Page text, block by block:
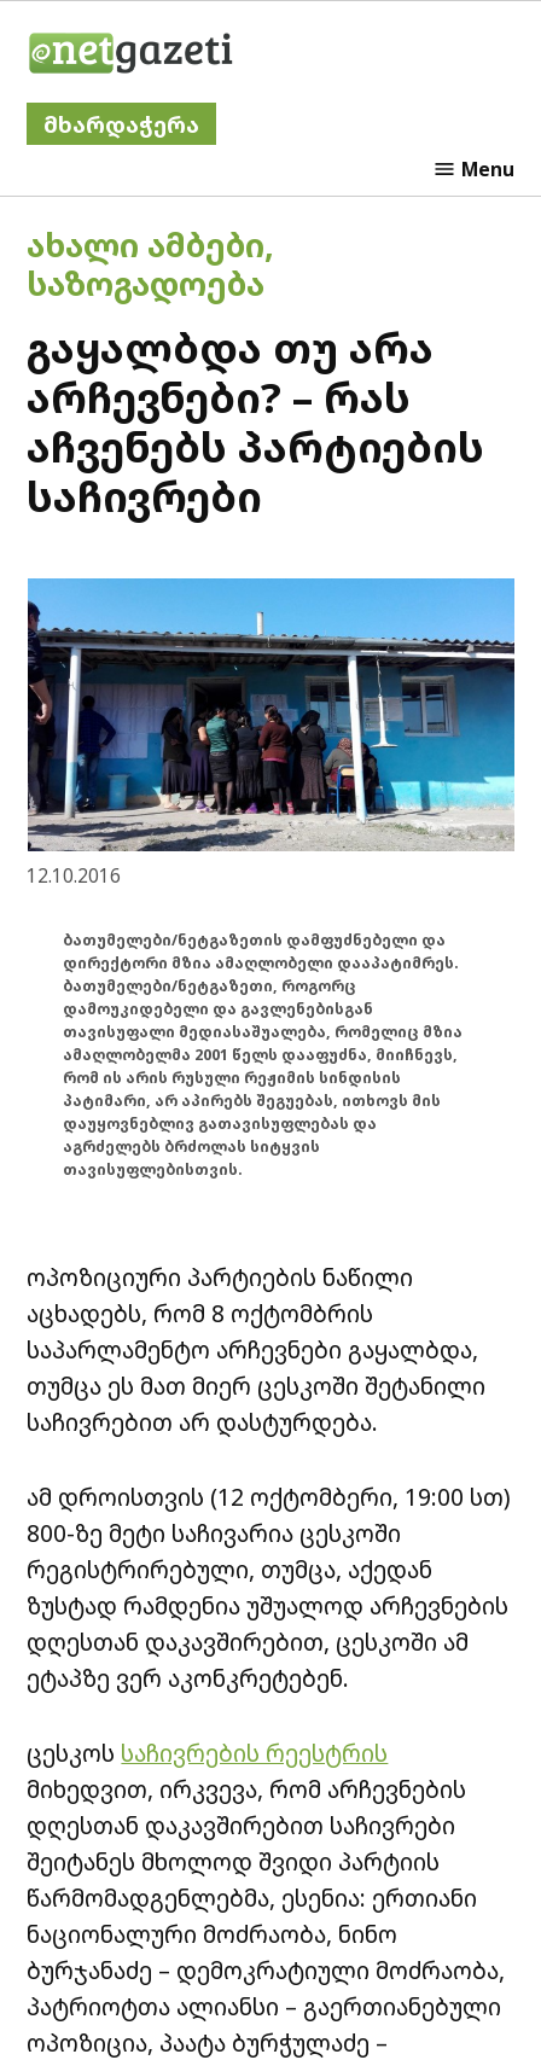
მხარდაჭერა
Menu
POSTED
IN
ᲐᲮᲐᲚᲘ ᲐᲛᲑᲔᲑᲘ,
ᲡᲐᲖᲝᲒᲐᲓᲝᲔᲑᲐ
გაყალბდა თუ არა
არჩევნები? – რას
აჩვენებს პარტიების
საჩივრები
12.10.2016
ბათუმელები/ნეტგაზეთის დამფუძნებელი და
დირექტორი მზია ამაღლობელი დააპატიმრეს.
ბათუმელები/ნეტგაზეთი, როგორც
დამოუკიდებელი და გავლენებისგან
თავისუფალი მედიასაშუალება, რომელიც მზია
ამაღლობელმა 2001 წელს დააფუძნა, მიიჩნევს,
რომ ის არის რუსული რეჟიმის სინდისის
პატიმარი, არ აპირებს შეგუებას, ითხოვს მის
დაუყოვნებლივ გათავისუფლებას და
აგრძელებს ბრძოლას სიტყვის
თავისუფლებისთვის.
ოპოზიციური პარტიების ნაწილი
აცხადებს, რომ 8 ოქტომბრის
საპარლამენტო არჩევნები გაყალბდა,
თუმცა ეს მათ მიერ ცესკოში შეტანილი
საჩივრებით არ დასტურდება.
ამ დროისთვის (12 ოქტომბერი, 19:00 სთ)
800-ზე მეტი საჩივარია ცესკოში
რეგისტრირებული, თუმცა, აქედან
ზუსტად რამდენია უშუალოდ არჩევნების
დღესთან დაკავშირებით, ცესკოში ამ
ეტაპზე ვერ აკონკრეტებენ.
ცესკოს საჩივრების რეესტრის
მიხედვით, ირკვევა, რომ არჩევნების
დღესთან დაკავშირებით საჩივრები
შეიტანეს მხოლოდ შვიდი პარტიის
წარმომადგენლებმა, ესენია: ერთიანი
ნაციონალური მოძრაობა, ნინო
ბურჯანაძე – დემოკრატიული მოძრაობა,
პატრიოტთა ალიანსი – გაერთიანებული
ოპოზიცია, პაატა ბურჭულაძე –